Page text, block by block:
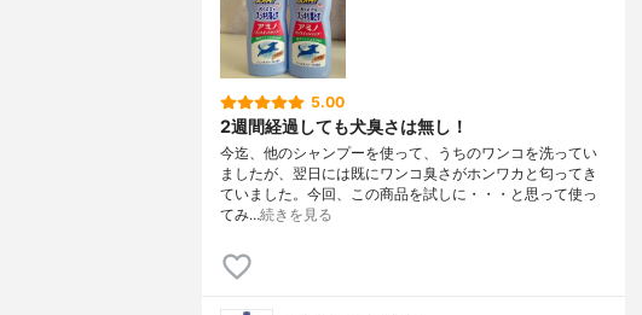
5.00
2週間経過しても犬臭さは無し！
今迄、他のシャンプーを使って、うちのワンコを洗ってい
ましたが、翌日には既にワンコ臭さがホンワカと匂ってき
ていました。今回、この商品を試しに・・・と思って使っ
てみ…続きを見る